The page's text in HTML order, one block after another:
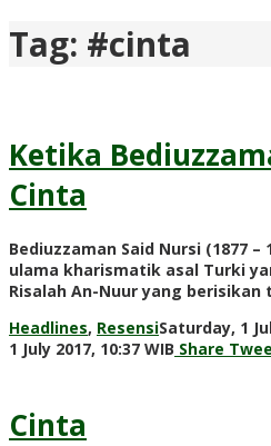
Tag: #cinta
Ketika
Cinta
Bediuzzaman Said Nursi (1877 –
ulama kharismatik asal Turki
Risalah An-Nuur yang berisikan
Headlines, ResensiSaturday, 1
1 July 2017, 10:37 WIB by
Share
Cinta